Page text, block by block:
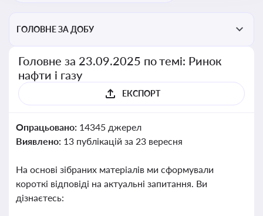
ГОЛОВНЕ ЗА ДОБУ
Головне за 23.09.2025 по темі: Ринок
нафти і газу
ЕКСПОРТ
Опрацьовано: 14345 джерел
Виявлено: 13 публікацій за 23 вересня
На основі зібраних матеріалів ми сформували
короткі відповіді на актуальні запитання. Ви
дізнаєтесь: